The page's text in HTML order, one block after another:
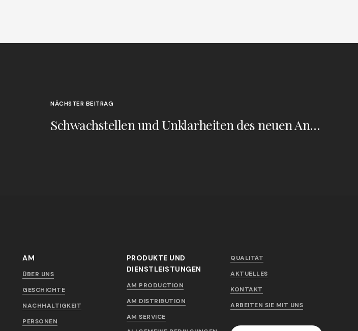
NÄCHSTER BEITRAG
Schwachstellen und Unklarheiten des neuen Anhangs 1: Von der Händedesinfektion zur Schnellmikrobiologie. Interview mit Tim Sandle
AM
ÜBER UNS
GESCHICHTE
NACHHALTIGKEIT
PERSONEN
PRODUKTE UND
DIENSTLEISTUNGEN
AM PRODUCTION
AM DISTRIBUTION
AM SERVICE
QUALITÄT
AKTUELLES
KONTAKT
ARBEITEN SIE MIT UNS